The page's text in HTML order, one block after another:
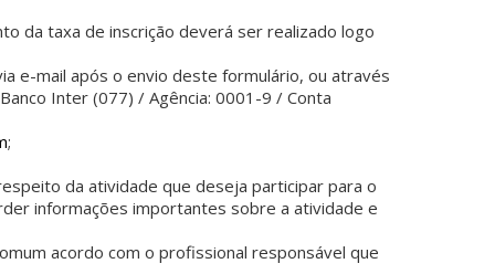
da taxa de inscrição deverá ser realizado logo
e-mail após o envio deste formulário, ou através
Inter (077) / Agência: 0001-9 / Conta
;
da atividade que deseja participar para o
informações importantes sobre a atividade e
acordo com o profissional responsável que